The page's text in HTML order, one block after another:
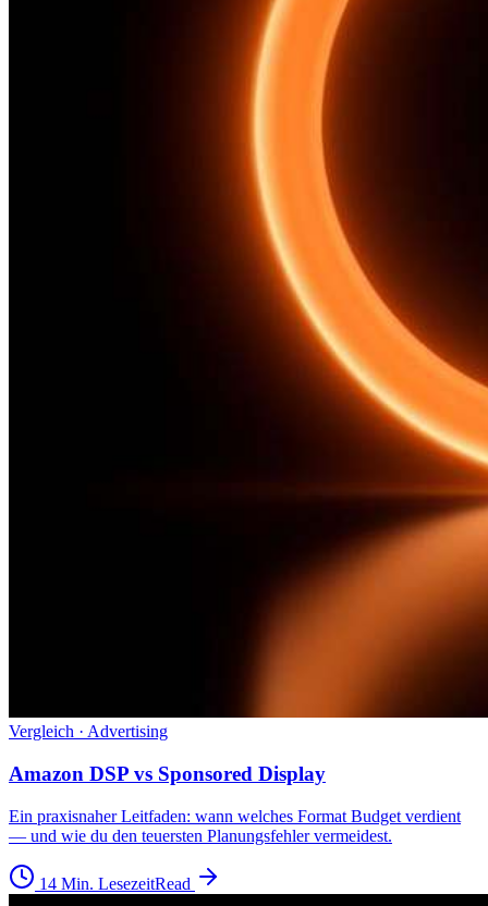
Vergleich · Advertising
Amazon DSP vs Sponsored Display
Ein praxisnaher Leitfaden: wann welches Format Budget verdient
— und wie du den teuersten Planungsfehler vermeidest.
14 Min. LesezeitRead